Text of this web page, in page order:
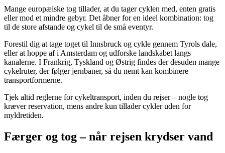
Mange europæiske tog tillader, at du tager cyklen med, enten gratis
eller mod et mindre gebyr. Det åbner for en ideel kombination: tog
til de store afstande og cykel til de små eventyr.
Forestil dig at tage toget til Innsbruck og cykle gennem Tyrols dale,
eller at hoppe af i Amsterdam og udforske landskabet langs
kanalerne. I Frankrig, Tyskland og Østrig findes der desuden mange
cykelruter, der følger jernbaner, så du nemt kan kombinere
transportformerne.
Tjek altid reglerne for cykeltransport, inden du rejser – nogle tog
kræver reservation, mens andre kun tillader cykler uden for
myldretiden.
Færger og tog – når rejsen krydser vand